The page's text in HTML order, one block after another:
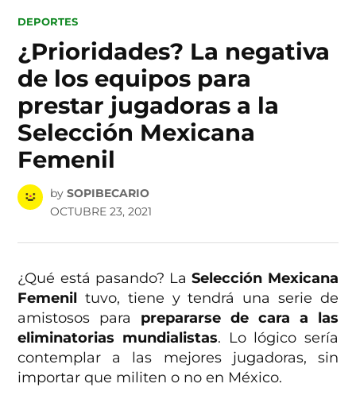
POSTED
DEPORTES
¿Prioridades? La negativa
de los equipos para
prestar jugadoras a la
Selección Mexicana
Femenil
by SOPIBECARIO
OCTUBRE 23, 2021
¿Qué está pasando? LaSelección Mexicana
Femenil tuvo, tiene y tendrá una serie de
amistosos para prepararse de cara a las
eliminatorias mundialistas. Lo lógico sería
contemplar a las mejores jugadoras, sin
importar que militen o no en México.